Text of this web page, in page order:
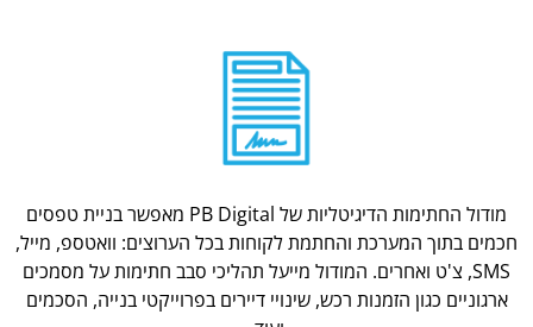
מודול החתימות הדיגיטליות של PB Digital מאפשר בניית טפסים
חכמים בתוך המערכת והחתמת לקוחות בכל הערוצים: וואטספ, מייל,
SMS, צ'ט ואחרים. המודול מייעל תהליכי סבב חתימות על מסמכים
ארגוניים כגון הזמנות רכש, שינויי דיירים בפרוייקטי בנייה, הסכמים